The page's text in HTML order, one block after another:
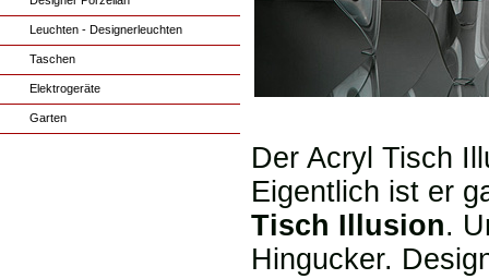
Leuchten - Designerleuchten
Taschen
Elektrogeräte
Garten
Der Acryl Tisch
Eigentlich ist er
Tisch Illusion.
Hingucker.